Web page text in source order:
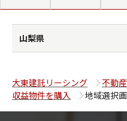
山梨県
大東建託リーシング
不動
収益物件を購入
地域選択